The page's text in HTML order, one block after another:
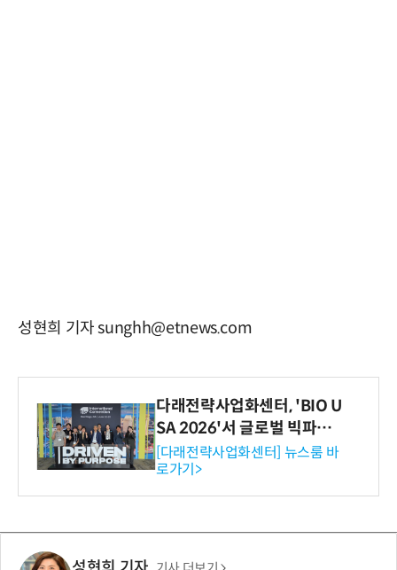
성현희 기자 sunghh@etnews.com
다래전략사업화센터, 'BIO U
SA 2026'서 글로벌 빅파마
와의 비즈니스 미팅 지원…K
-바이오 해외 진출 교두보 확
보
[다래전략사업화센터] 뉴스룸 바
로가기>